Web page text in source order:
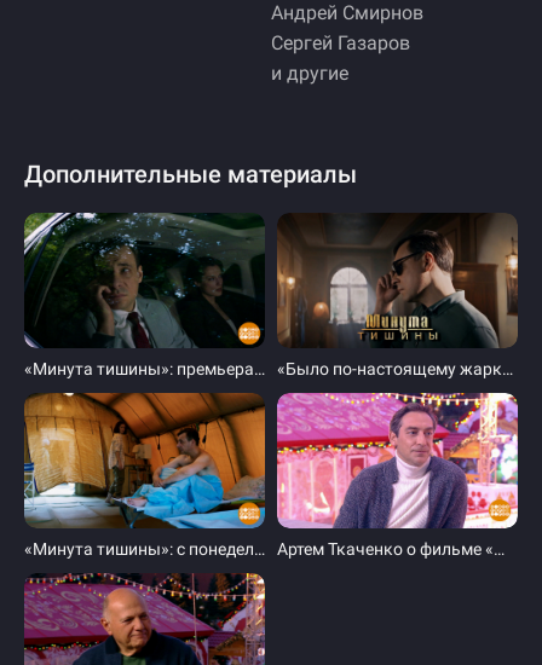
Андрей Смирнов
Сергей Газаров
и другие
Дополнительные материалы
«Минута тишины»: премьера удалась! Доброе утро. Фрагмент выпуска от 17.01.2025 «Было по-настоящему жарко и работало ПВО». Создатели сериала «Минута тишины» рассказали об экстремальных съемках в Сирии.
«Минута тишины»: с понедельника — на Первом канале! Доброе утро. Суббота. Фрагмент выпуска от 18.01.2025 Артем Ткаченко о фильме «Минута тишины». Доброе утро. Фрагмент выпуска от 20.01.2025